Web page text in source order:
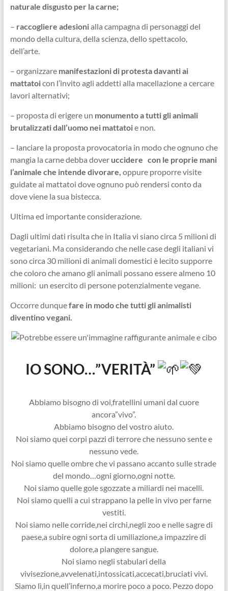
naturale disgusto per la carne;
– raccogliere adesionialla campagna di personaggi del
mondo della cultura, della scienza, dello spettacolo,
dell’arte.
– organizzare manifestazioni di protesta davanti ai
mattatoicon l’invito agli addetti alla macellazione a cercare
lavori alternativi;
– proposta di erigere un monumento a tutti gli animali
brutalizzati dall’uomo nei mattatoie non.
– lanciare la proposta provocatoria in modo che ognuno che
mangia la carne debba dover uccidere con le proprie mani
l’animale che intende divorare, oppure proporre visite
guidate ai mattatoi dove ognuno può rendersi conto da
dove viene la sua bistecca.
Ultima ed importante considerazione.
Dagli ultimi dati risulta che in Italia vi siano circa 5 milioni di
vegetariani. Ma considerando che nelle case degli italiani vi
sono circa 30 milioni di animali domestici è lecito supporre
che coloro che amano gli animali possano essere almeno 10
milioni: un esercito di persone potenzialmente vegane.
Occorre dunquefare in modo che tutti gli animalisti
diventino vegani.
IO SONO…”VERITÀ”
Abbiamo bisogno di voi,fratellini umani dal cuore
ancora”vivo”.
Abbiamo bisogno del vostro aiuto.
Noi siamo quei corpi pazzi di terrore che nessuno sente e
nessuno vede.
Noi siamo quelle ombre che vi passano accanto sulle strade
del mondo…ogni giorno,ogni notte.
Noi siamo quelle gole sgozzate a miliardi nei macelli.
Noi siamo quelli a cui strappano la pelle in vivo per farne
vestiti.
Noi siamo nelle corride,nei circhi,negli zoo e nelle sagre di
paese,a subire ogni sorta di umiliazione,a impazzire di
dolore,a piangere sangue.
Noi siamo negli stabulari della
vivisezione,avvelenati,intossicati,accecati,bruciati vivi.
Siamo lì,in quell’inferno,a morire poco a poco. Pezzo dopo